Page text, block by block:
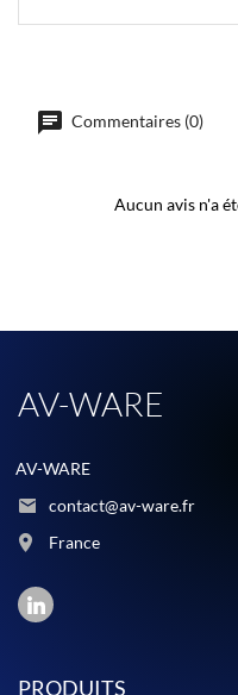
Commentaires (0)
Aucun avis n'a
AV-WARE
AV-WARE
contact@av-ware.fr
France
PRODUITS